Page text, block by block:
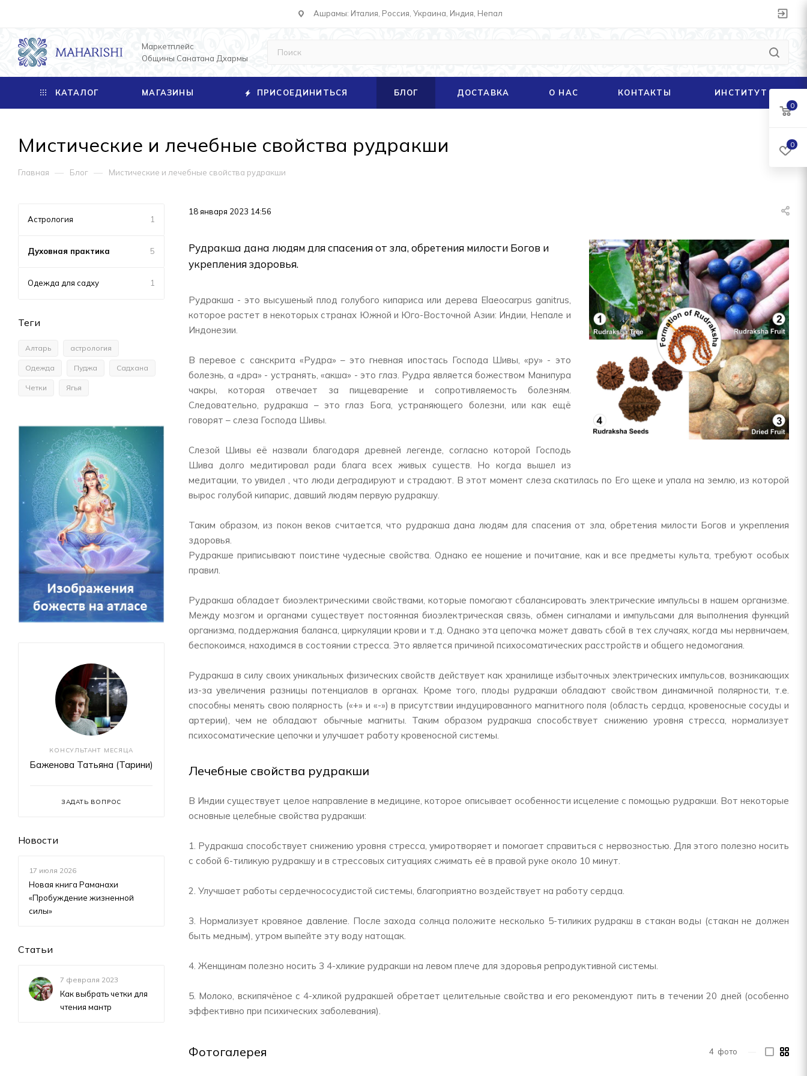
Ашрамы: Италия, Россия, Украина, Индия, Непал
Маркетплейс
Общины Санатана Дхармы
КАТАЛОГ МАГАЗИНЫ ПРИСОЕДИНИТЬСЯ БЛОГ ДОСТАВКА О НАС КОНТАКТЫ ИНСТИТУТ
Мистические и лечебные свойства рудракши
Главная — Блог — Мистические и лечебные свойства рудракши
18 января 2023 14:56
Рудракша дана людям для спасения от зла, обретения милости Богов и
укрепления здоровья.
Рудракша - это высушеный плод голубого кипариса или дерева Elaeocarpus ganitrus,
которое растет в некоторых странах Южной и Юго-Восточной Азии: Индии, Непале и
Индонезии.
В перевое с санскрита «Рудра» – это гневная ипостась Господа Шивы, «ру» - это
болезнь, а «дра» - устранять, «акша» - это глаз. Рудра является божеством Манипура
чакры, которая отвечает за пищеварение и сопротивляемость болезням.
Следовательно, рудракша – это глаз Бога, устраняющего болезни, или как ещё
говорят – слеза Господа Шивы.
Слезой Шивы её назвали благодаря древней легенде, согласно которой Господь
Шива долго медитировал ради блага всех живых существ. Но когда вышел из
медитации, то увидел , что люди деградируют и страдают. В этот момент слеза скатилась по Его щеке и упала на землю, из которой
вырос голубой кипарис, давший людям первую рудракшу.
Таким образом, из покон веков считается, что рудракша дана людям для спасения от зла, обретения милости Богов и укрепления
здоровья.
Рудракше приписывают поистине чудесные свойства. Однако ее ношение и почитание, как и все предметы культа, требуют особых
правил.
Рудракша обладает биоэлектрическими свойствами, которые помогают сбалансировать электрические импульсы в нашем организме.
Между мозгом и органами существует постоянная биоэлектрическая связь, обмен сигналами и импульсами для выполнения функций
организма, поддержания баланса, циркуляции крови и т.д. Однако эта цепочка может давать сбой в тех случаях, когда мы нервничаем,
беспокоимся, находимся в состоянии стресса. Это является причиной психосоматических расстройств и общего недомогания.
Рудракша в силу своих уникальных физических свойств действует как хранилище избыточных электрических импульсов, возникающих
из-за увеличения разницы потенциалов в органах. Кроме того, плоды рудракши обладают свойством динамичной полярности, т.е.
способны менять свою полярность («+» и «-») в присутствии индуцированного магнитного поля (область сердца, кровеносные сосуды и
артерии), чем не обладают обычные магниты. Таким образом рудракша способствует снижению уровня стресса, нормализует
психосоматические цепочки и улучшает работу кровеносной системы.
Лечебные свойства рудракши
В Индии существует целое направление в медицине, которое описывает особенности исцеление с помощью рудракши. Вот некоторые
основные целебные свойства рудракши:
1. Рудракша способствует снижению уровня стресса, умиротворяет и помогает справиться с нервозностью. Для этого полезно носить
с собой 6-тиликую рудракшу и в стрессовых ситуациях сжимать её в правой руке около 10 минут.
2. Улучшает работы сердечнососудистой системы, благоприятно воздействует на работу сердца.
3. Нормализует кровяное давление. После захода солнца положите несколько 5-тиликих рудракш в стакан воды (стакан не должен
быть медным), утром выпейте эту воду натощак.
4. Женщинам полезно носить 3 4-хликие рудракши на левом плече для здоровья репродуктивной системы.
5. Молоко, вскипячёное с 4-хликой рудракшей обретает целительные свойства и его рекомендуют пить в течении 20 дней (особенно
эффективно при психических заболевания).
Фотогалерея 4 фото
Астрология 1
Духовная практика 5
Одежда для садху 1
Теги
Алтарь астрология
Одежда Пуджа Садхана
Четки Ягья
КОНСУЛЬТАНТ МЕСЯЦА
Баженова Татьяна (Тарини)
ЗАДАТЬ ВОПРОС
Новости
17 июля 2026
Новая книга Раманахи
«Пробуждение жизненной
силы»
Статьи
7 февраля 2023
Как выбрать четки для
чтения мантр
0
0